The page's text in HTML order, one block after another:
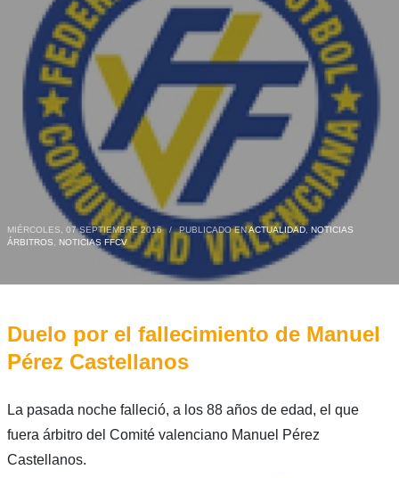
MIÉRCOLES, 07 SEPTIEMBRE 2016 / PUBLICADO ENACTUALIDAD, NOTICIAS
ÁRBITROS
NOTICIAS FFCV
Duelo por el fallecimiento de Manuel
Pérez Castellanos
La pasada noche falleció, a los 88 años de edad, el que
fuera árbitro del Comité valenciano Manuel Pérez
Castellanos.